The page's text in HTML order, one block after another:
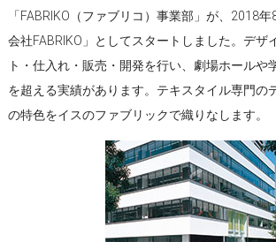
「FABRIKO（ファブリコ）事業部」が、2018
会社FABRIKO」としてスタートしました。デザ
ト・仕入れ・販売・開発を行い、劇場ホールや
を超える実績があります。テキスタイル専門の
の特色をイスのファブリックで織りなします。